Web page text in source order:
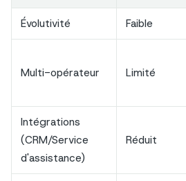
Évolutivité Faible
Multi-opérateur Limité
Intégrations
(CRM/Service
d'assistance)
Réduit